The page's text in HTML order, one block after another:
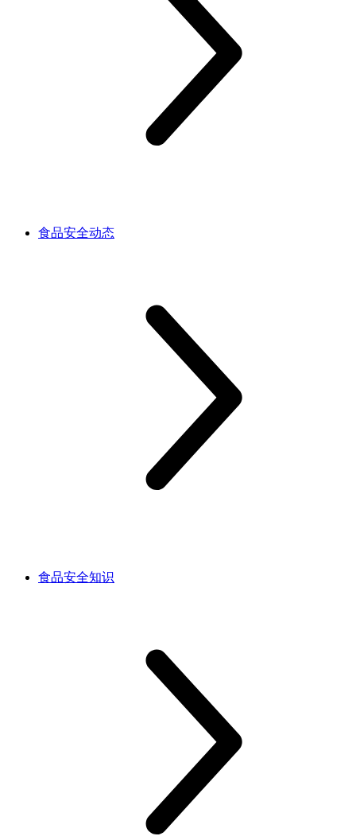
食品安全动态
食品安全知识